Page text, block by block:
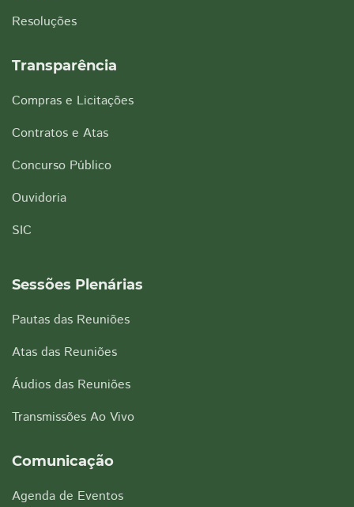
Resoluções
Transparência
Compras e Licitações
Contratos e Atas
Concurso Público
Ouvidoria
SIC
Sessões Plenárias
Pautas das Reuniões
Atas das Reuniões
Áudios das Reuniões
Transmissões Ao Vivo
Comunicação
Agenda de Eventos